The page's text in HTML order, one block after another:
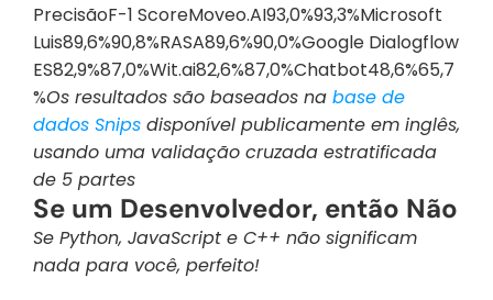
PrecisãoF-1 ScoreMoveo.AI93,0%93,3%Microsoft
Luis89,6%90,8%RASA89,6%90,0%Google Dialogflow
ES82,9%87,0%Wit.ai82,6%87,0%Chatbot48,6%65,7
%Os resultados são baseados na base de
dados Snips disponível publicamente em inglês,
usando uma validação cruzada estratificada
de 5 partes
Se um Desenvolvedor, então Não
Se Python, JavaScript e C++ não significam
nada para você, perfeito!